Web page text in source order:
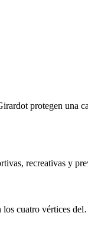
protegen una
recreativas y
los cuatro vértices